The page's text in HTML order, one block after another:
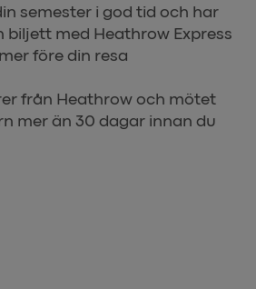
semester i god tid och har
biljett med Heathrow Express
före din resa
från Heathrow och mötet
mer än 30 dagar innan du